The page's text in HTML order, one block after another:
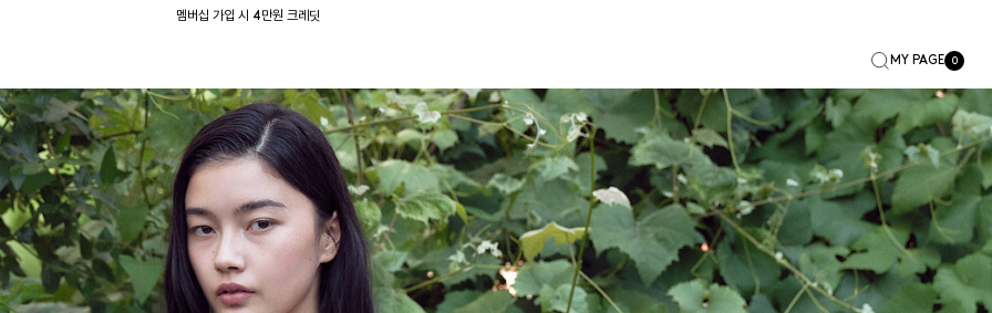
멤버십 가입 시 4만원 크레딧
MY PAGE 0